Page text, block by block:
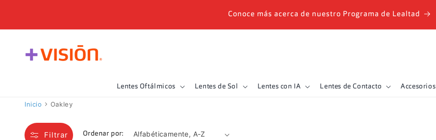
Conoce más acerca de nuestro Programa de Lealtad
Lentes Oftálmicos Lentes de Sol Lentes con IA Lentes de Contacto Accesorios
Inicio Oakley
Filtrar Ordenar por: